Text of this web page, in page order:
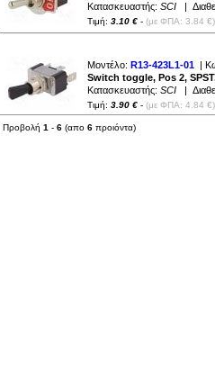
Κατασκευαστής: SCI |
Τιμή: 3.10 € - (με ΦΠΑ: 3.84 €)
Μοντέλο: R13-423L1-01 |
Switch toggle, Pos 2,
Κατασκευαστής: SCI |
Τιμή: 3.90 € - (με ΦΠΑ: 4.84 €)
Προβολή 1 - 6 (απο 6 προιόντα)